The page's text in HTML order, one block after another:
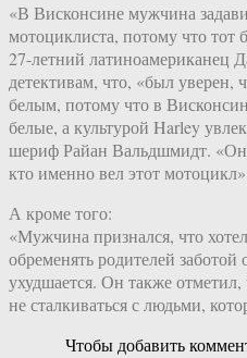
«В Висконсине мужчина
мотоциклиста, потому что
27-летний латиноамериканец
детективам, что, «был уверен,
белым, потому что в
белые, а культурой Harley
шериф Райан Вальдшмидт. «Он
кто именно вел этот
А кроме того:
«Мужчина признался, что
обременять родителей заботой
ухудшается. Он также
не сталкиваться с людьми,
Чтобы добавить